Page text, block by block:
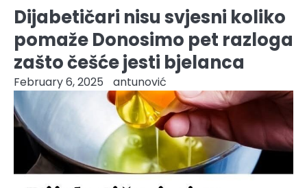
Dijabetičari nisu svjesni koliko
pomaže Donosimo pet razloga
zašto češće jesti bjelanca
February 6, 2025 antunović